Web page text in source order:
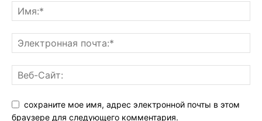
сохраните мое имя, адрес электронной почты в этом
браузере для следующего комментария.